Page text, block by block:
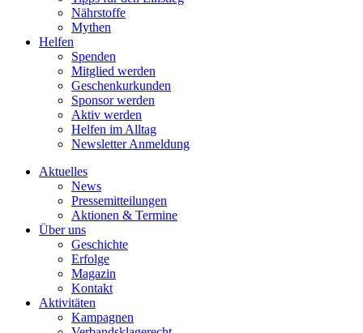
Nährstoffe
Mythen
Helfen
Spenden
Mitglied werden
Geschenkurkunden
Sponsor werden
Aktiv werden
Helfen im Alltag
Newsletter Anmeldung
Aktuelles
News
Pressemitteilungen
Aktionen & Termine
Über uns
Geschichte
Erfolge
Magazin
Kontakt
Aktivitäten
Kampagnen